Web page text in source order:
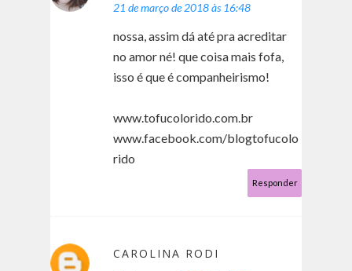
21 de março de 2018 às 16:48
nossa, assim dá até pra acreditar
no amor né! que coisa mais fofa,
isso é que é companheirismo!
www.tofucolorido.com.br
www.facebook.com/blogtofucolo
rido
Responder
CAROLINA RODI